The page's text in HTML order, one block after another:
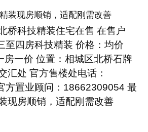
装现房顺销，适配刚需改善
桥科技精装住宅在售 在售户
至四房科技精装 价格：均价
房一价 位置：相城区北桥石牌
汇处 官方售楼处电话：
方置业顾问：18662309054 最
现房顺销，适配刚需改善